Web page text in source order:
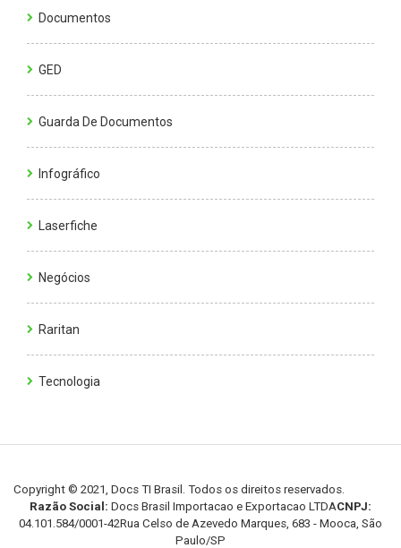
Documentos
GED
Guarda De Documentos
Infográfico
Laserfiche
Negócios
Raritan
Tecnologia
Copyright © 2021, Docs TI Brasil. Todos os direitos reservados.
Razão Social: Docs Brasil Importacao e Exportacao LTDACNPJ:
04.101.584/0001-42Rua Celso de Azevedo Marques, 683 - Mooca, São
Paulo/SP